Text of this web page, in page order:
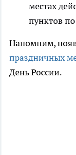
местах
пунктов
Напомним,
праздничных
День России.